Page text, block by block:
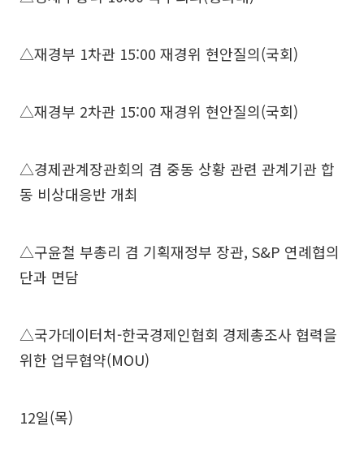
△재경부 1차관 15:00 재경위 현안질의(국회)
△재경부 2차관 15:00 재경위 현안질의(국회)
△경제관계장관회의 겸 중동 상황 관련 관계기관 합
동 비상대응반 개최
△구윤철 부총리 겸 기획재정부 장관, S&P 연례협의
단과 면담
△국가데이터처-한국경제인협회 경제총조사 협력을
위한 업무협약(MOU)
12일(목)